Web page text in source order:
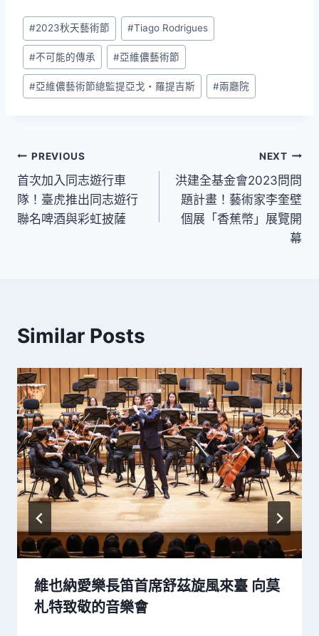
Post
Tags:
#2023秋天藝術節 #Tiago Rodrigues
#不可能的傳承 #亞維儂藝術節
#亞維儂藝術節總監提亞戈・羅提吉斯 #兩廳院
文
章
導
PREVIOUS
首次加入同志遊行車
隊！臺虎推出同志遊行
聯名啤酒與彩虹披薩
NEXT
洪建全基金會2023問問
題計畫！藝術家李奎壁
個展「香蕉幣」展覽開
幕
Similar Posts
維也納愛樂長笛首席舒茲旋風來臺 向莫
札特致敬的音樂會